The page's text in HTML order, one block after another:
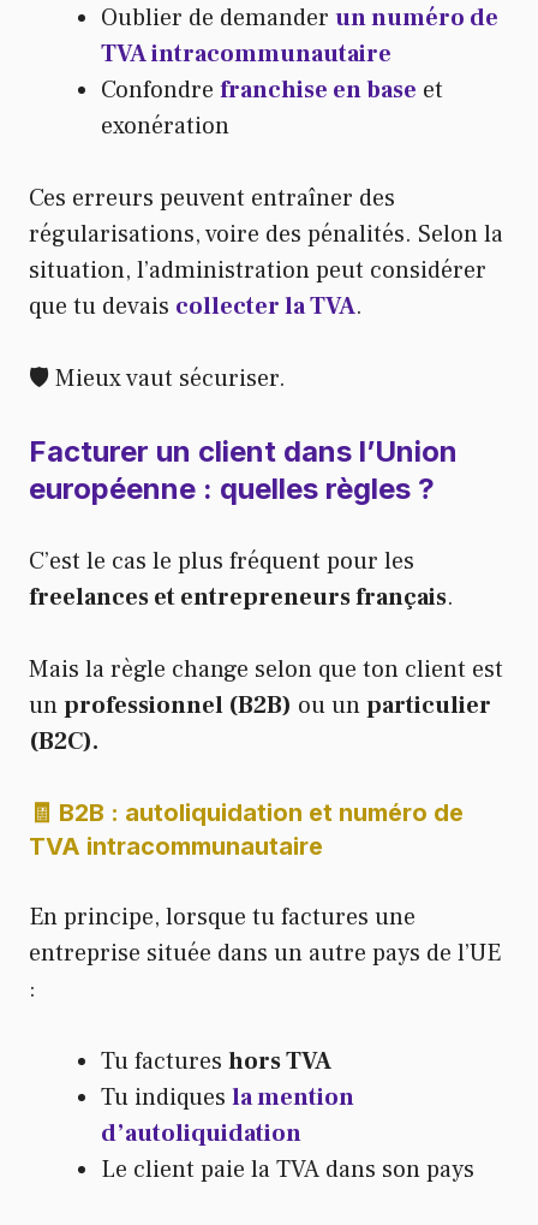
Oublier de demander un numéro de
TVA intracommunautaire
Confondre franchise en base et
exonération
Ces erreurs peuvent entraîner des
régularisations, voire des pénalités. Selon la
situation, l’administration peut considérer
que tu devais collecter la TVA.
🛡️ Mieux vaut sécuriser.
Facturer un client dans l’Union
européenne : quelles règles ?
C’est le cas le plus fréquent pour les
freelances et entrepreneurs français.
Mais la règle change selon que ton client est
unprofessionnel (B2B) ou unparticulier
(B2C).
🧾 B2B : autoliquidation et numéro de
TVA intracommunautaire
En principe, lorsque tu factures une
entreprise située dans un autre pays de l’UE
:
Tu factures hors TVA
Tu indiques la mention
d’autoliquidation
Le client paie la TVA dans son pays